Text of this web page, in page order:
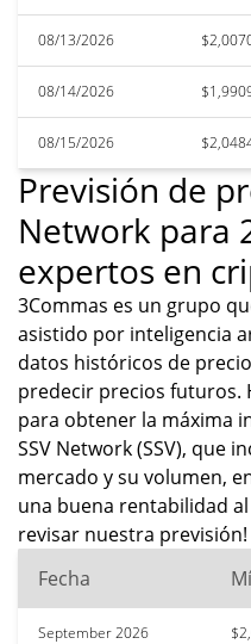
08/13/2026
08/14/2026
08/15/2026
Previsión de
Network para
expertos en
3Commas es un grupo
asistido por inteligencia
datos históricos de
predecir precios futuros.
para obtener la máxima
SSV Network (SSV), que
mercado y su volumen,
una buena rentabilidad
revisar nuestra previsión!
Fecha
September 2026